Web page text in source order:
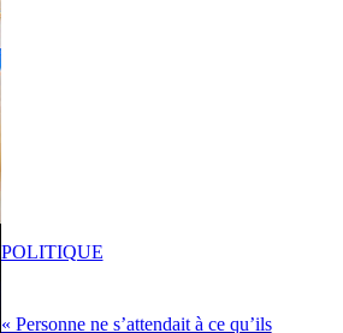
« Personne ne s’attendait à ce qu’ils
POLITIQUE